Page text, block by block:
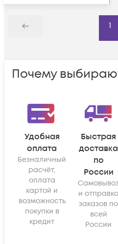
Назад
1
Почему
Удобная
оплата
Безналичный
расчёт,
оплата
картой и
возможность
покупки в
кредит
Быстрая
доставка
по
России
Самовывоз
и отправка
заказов по
всей
России